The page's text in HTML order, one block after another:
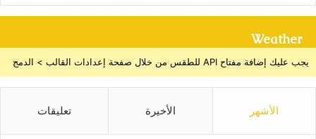
Weather
يجب عليك إضافة مفتاح API للطقس من خلال صفحة إعدادات القالب > الدمج
الأشهر الأخيرة تعليقات